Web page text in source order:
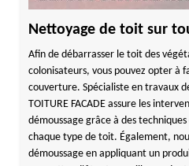
Nettoyage de toit sur
Afin de débarrasser le toit des
colonisateurs, vous pouvez opter à
couverture. Spécialiste en travaux
TOITURE FACADE assure les
démoussage grâce à des
chaque type de toit. Également,
démoussage en appliquant un